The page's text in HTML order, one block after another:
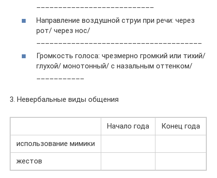
Направление воздушной струи при речи: через
рот/ через нос/
Громкость голоса: чрезмерно громкий или тихий/
глухой/ монотонный/ с назальным оттенком/
3. Невербальные виды общения
Начало года
Конец года
использование мимики
жестов